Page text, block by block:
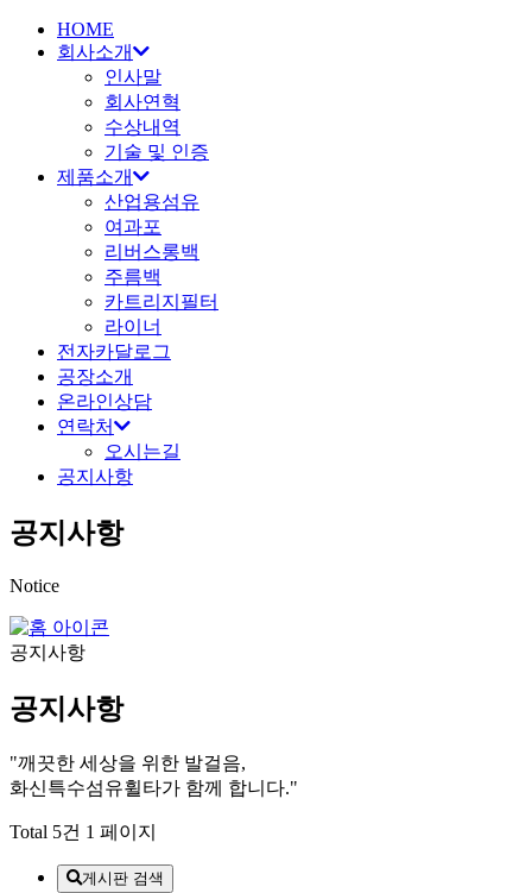
HOME
회사소개
인사말
회사연혁
수상내역
기술 및 인증
제품소개
산업용섬유
여과포
리버스롱백
주름백
카트리지필터
라이너
전자카달로그
공장소개
온라인상담
연락처
오시는길
공지사항
공지사항
Notice
공지사항
공지사항
"깨끗한 세상을 위한 발걸음,
화신특수섬유휠타가 함께 합니다."
Total 5건 1 페이지
게시판 검색